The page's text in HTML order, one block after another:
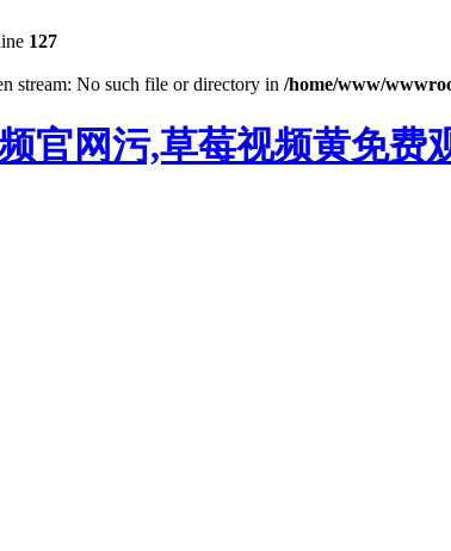
127
stream: No such file or directory in /home/www/
官网污,草莓视频黄免费